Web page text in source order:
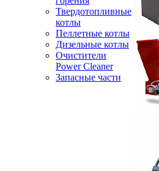
Твердотопливные
котлы
Пеллетные котлы
Дизельные котлы
Очистители
Power Cleaner
Запасные части